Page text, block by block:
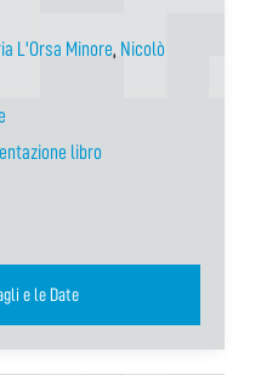
L'Orsa Minore, Nicolò
libro
Vedi tutti i Dettagli e le Date